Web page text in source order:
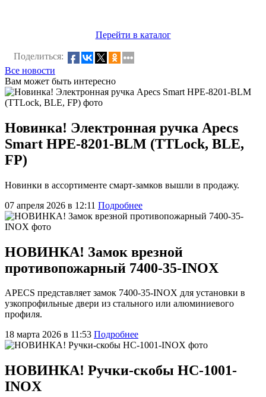
Перейти в каталог
Поделиться:
Все новости
Вам может быть интересно
Новинка! Электронная ручка Apecs
Smart HPE-8201-BLM (TTLock, BLE,
FP)
Новинки в ассортименте смарт-замков вышли в продажу.
07 апреля 2026 в 12:11 Подробнее
НОВИНКА! Замок врезной
противопожарный 7400-35-INOX
APECS представляет замок 7400-35-INOX для установки в
узкопрофильные двери из стального или алюминиевого
профиля.
18 марта 2026 в 11:53 Подробнее
НОВИНКА! Ручки-скобы HC-1001-
INOX